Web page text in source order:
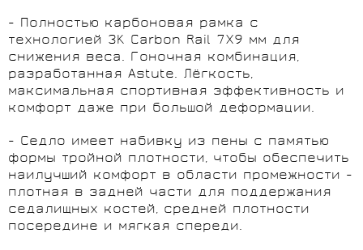
- Полностью карбоновая рамка с
технологией 3K Carbon Rail 7X9 мм для
снижения веса. Гоночная комбинация,
разработанная Astute. Лёгкость,
максимальная спортивная эффективность и
комфорт даже при большой деформации.
- Седло имеет набивку из пены с памятью
формы тройной плотности, чтобы обеспечить
наилучший комфорт в области промежности -
плотная в задней части для поддержания
седалищных костей, средней плотности
посередине и мягкая спереди.